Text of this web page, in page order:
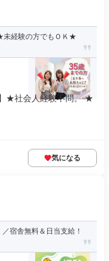
未経験の方でもＯＫ★
★社会人経験不問。 ★
気になる
宿舎無料＆日当支給！